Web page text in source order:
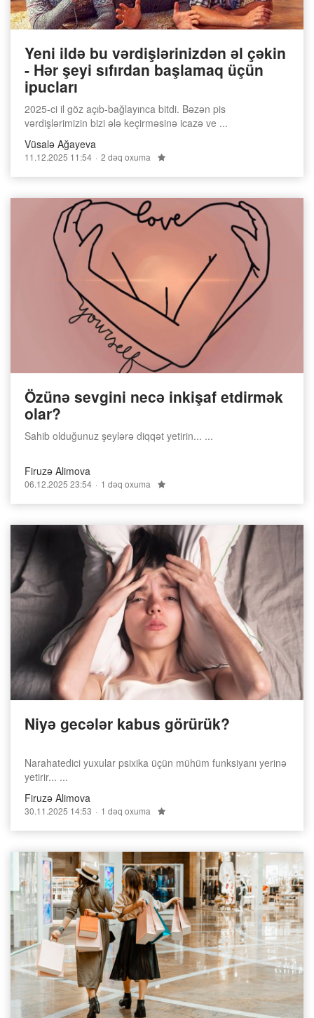
Yeni ildə bu vərdişlərinizdən əl çəkin
- Hər şeyi sıfırdan başlamaq üçün
ipucları
2025-ci il göz açıb-bağlayınca bitdi. Bəzən pis
vərdişlərimizin bizi ələ keçirməsinə icazə ve ...
Vüsalə Ağayeva
11.12.2025 11:54 2 dəq oxuma
Özünə sevgini necə inkişaf etdirmək
olar?
Sahib olduğunuz şeylərə diqqət yetirin... ...
Firuzə Alimova
06.12.2025 23:54 1 dəq oxuma
Niyə gecələr kabus görürük?
Narahatedici yuxular psixika üçün mühüm funksiyanı yerinə
yetirir... ...
Firuzə Alimova
30.11.2025 14:53 1 dəq oxuma